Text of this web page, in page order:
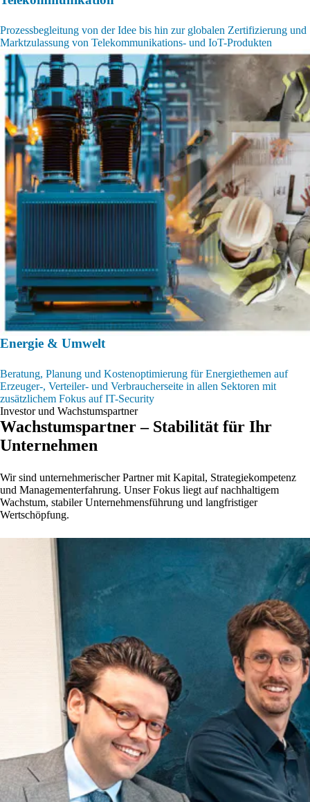
Prozessbegleitung von der Idee bis hin zur globalen Zertifizierung und
Marktzulassung von Telekommunikations- und IoT-Produkten
Energie & Umwelt
Beratung, Planung und Kostenoptimierung für Energiethemen auf
Erzeuger-, Verteiler- und Verbraucherseite in allen Sektoren mit
zusätzlichem Fokus auf IT-Security
Investor und Wachstumspartner
Wachstumspartner – Stabilität für Ihr
Unternehmen
Wir sind unternehmerischer Partner mit Kapital, Strategiekompetenz
und Managementerfahrung. Unser Fokus liegt auf nachhaltigem
Wachstum, stabiler Unternehmensführung und langfristiger
Wertschöpfung.